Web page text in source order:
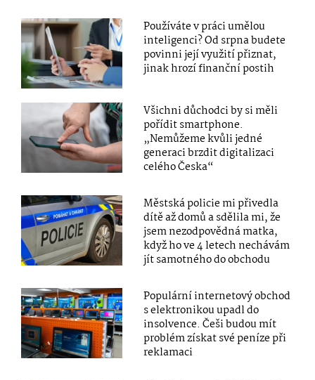
Používáte v práci umělou
inteligenci? Od srpna budete
povinni její využití přiznat,
jinak hrozí finanční postih
Všichni důchodci by si měli
pořídit smartphone.
„Nemůžeme kvůli jedné
generaci brzdit digitalizaci
celého Česka“
Městská policie mi přivedla
dítě až domů a sdělila mi, že
jsem nezodpovědná matka,
když ho ve 4 letech nechávám
jít samotného do obchodu
Populární internetový obchod
s elektronikou upadl do
insolvence. Češi budou mít
problém získat své peníze při
reklamaci